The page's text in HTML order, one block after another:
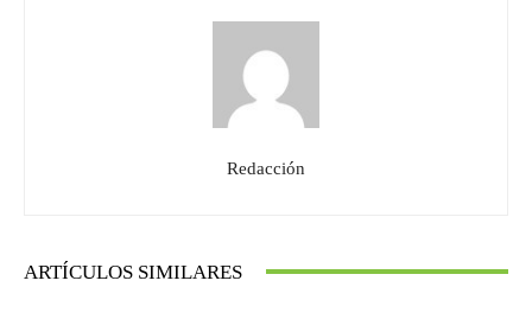
Redacción
ARTÍCULOS SIMILARES